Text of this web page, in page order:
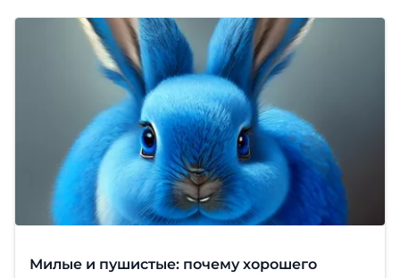
нейросетей за место под цифровым солнцем. 1.
Нейросети пишут код — но не понимают, что
пишут ИИ отлично генерирует з
Милые и пушистые: почему хорошего